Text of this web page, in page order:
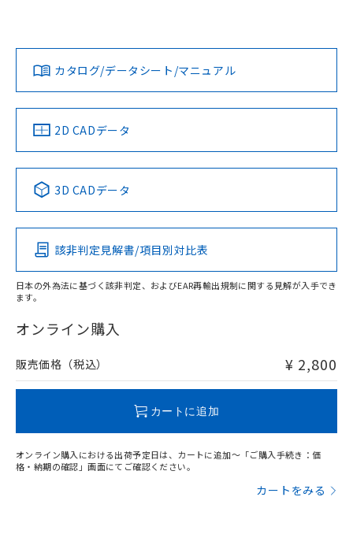
ダウンロードデータをご利用いただく前に、以下を必ずお読
みください。
ソフトウェアの使用条件
対応済み
中国 RoHS 注意事項・凡例
Pb Hg Cd Cr(VI)
O
在庫等で未対応品が混在する可能性があります。
問い合わせください。
LR型式承認
（イギリス
船舶規格）
DNV型式承認
（ノルウェー
BV型式承認
（フランス
KR型式
（韓国
No No No No
この製品の規格認証/適合状況ページへ
その他の認証はこちらのページからご検索ください
カタログ/データシート/マニュアル
2D CADデータ
3D CADデータ
該非判定見解書/項目別対比表
日本の外為法に基づく該非判定、およびEAR再輸出規制に関する見解が入手でき
ます。
オンライン購入
販売価格（税込） ¥ 2,800
カートに追加
オンライン購入における出荷予定日は、カートに追加～「ご購入手続き：価
格・納期の確認」画面にてご確認ください。
カートをみる